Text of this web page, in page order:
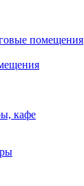
помещения
кафе